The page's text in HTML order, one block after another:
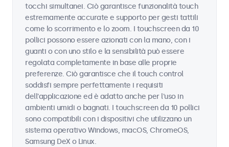
tocchi simultanei. Ciò garantisce funzionalità touch
estremamente accurate e supporto per gesti tattili
come lo scorrimento e lo zoom. I touchscreen da 10
pollici possono essere azionati con la mano, con i
guanti o con uno stilo e la sensibilità può essere
regolata completamente in base alle proprie
preferenze. Ciò garantisce che il touch control
soddisfi sempre perfettamente i requisiti
dell'applicazione ed è adatto anche per l'uso in
ambienti umidi o bagnati. I touchscreen da 10 pollici
sono compatibili con i dispositivi che utilizzano un
sistema operativo Windows, macOS, ChromeOS,
Samsung DeX o Linux.